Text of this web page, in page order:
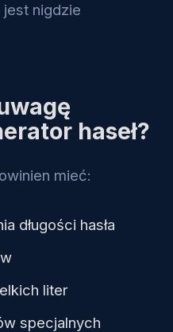
jest nigdzie
haseł?
mieć:
długości hasła
liter
specjalnych